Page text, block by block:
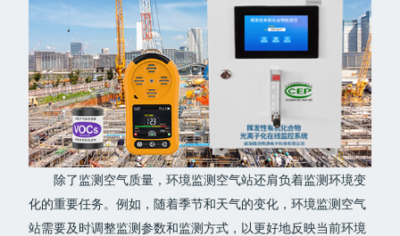
除了监测空气质量，环境监测空气站还肩负着监测环境变
化的重要任务。例如，随着季节和天气的变化，环境监测空气
站需要及时调整监测参数和监测方式，以更好地反映当前环境